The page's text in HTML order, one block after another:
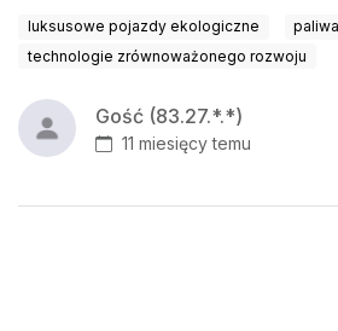
luksusowe pojazdy ekologiczne
technologie zrównoważonego rozwoju
Gość (83.27.*.*)
11 miesięcy temu